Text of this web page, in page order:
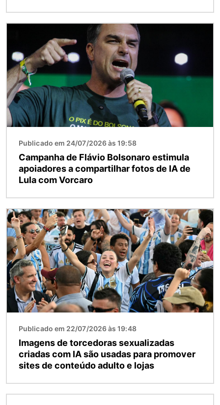
Publicado em 24/07/2026 às 19:58
Campanha de Flávio Bolsonaro estimula
apoiadores a compartilhar fotos de IA de
Lula com Vorcaro
Imagem
Publicado em 22/07/2026 às 19:48
Imagens de torcedoras sexualizadas
criadas com IA são usadas para promover
sites de conteúdo adulto e lojas